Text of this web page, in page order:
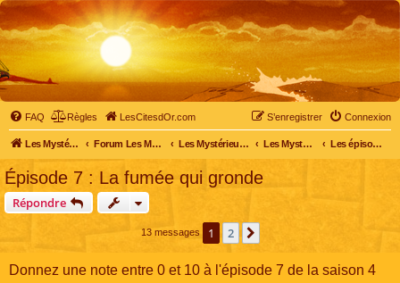
FAQ Règles LesCitesdOr.com Connexion
S’enregistrer
Les Mystérieuses Cités d'Or - LesCitesdOr.com Forum Les Mystérieuses Cités d'Or Les Mystérieuses Cités d'Or Les Mystérieuses Cités d'Or : saison 4 (2020) Les épisodes de la saison 4
Épisode 7 : La fumée qui gronde
Répondre
13 messages 1 2
Donnez une note entre 0 et 10 à l'épisode 7 de la saison 4